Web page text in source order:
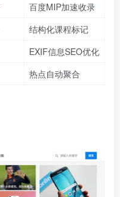
百度MIP加速收录
结构化课程标记
EXIF信息SEO优化
热点自动聚合